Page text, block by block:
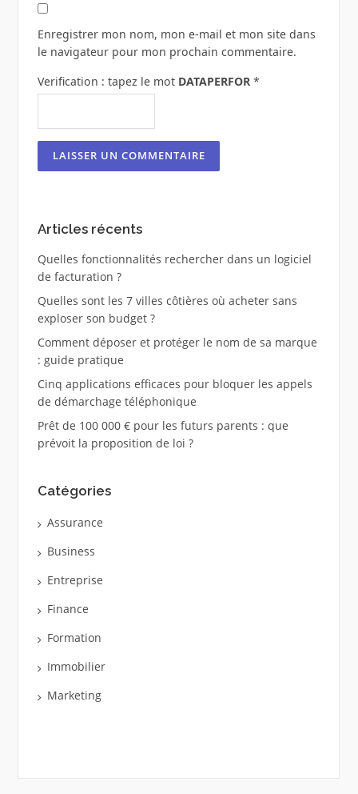
Enregistrer mon nom, mon e-mail et mon site dans
le navigateur pour mon prochain commentaire.
Verification : tapez le mot DATAPERFOR *
Articles récents
Quelles fonctionnalités rechercher dans un logiciel
de facturation ?
Quelles sont les 7 villes côtières où acheter sans
exploser son budget ?
Comment déposer et protéger le nom de sa marque
: guide pratique
Cinq applications efficaces pour bloquer les appels
de démarchage téléphonique
Prêt de 100 000 € pour les futurs parents : que
prévoit la proposition de loi ?
Catégories
Assurance
Business
Entreprise
Finance
Formation
Immobilier
Marketing